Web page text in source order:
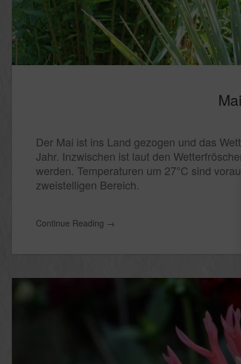
Der Mai ist ins Land gezogen und das
Jahr. Inzwischen ist laut den
werden. Temperaturen um 27°C sind
zweistelligen Bereich.
Continue Reading →